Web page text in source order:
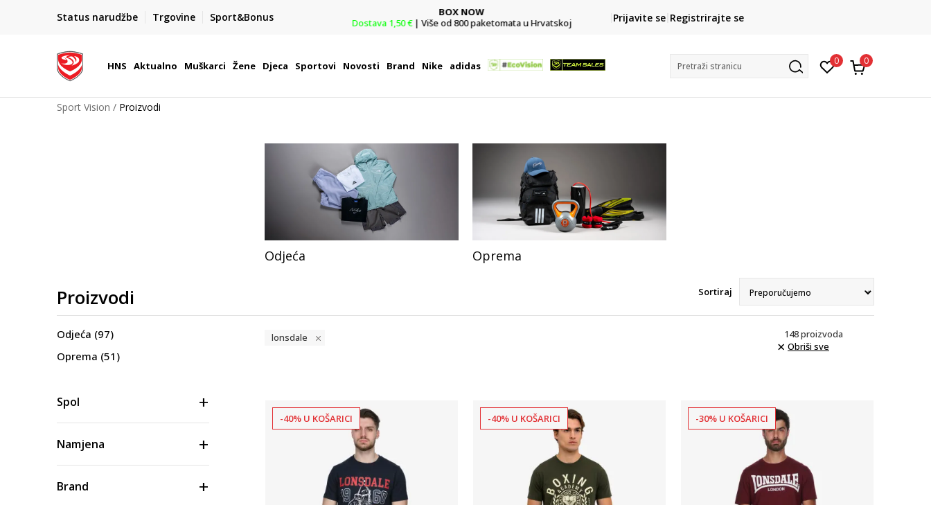
Status narudžbe Trgovine Sport&Bonus
BOX NOW
Dostava 1,50 €
| Više od 800 paketomata u Hrvatskoj
Team Sales
Vaše mjesto za timske sportove.
CLICK& COLLECT
besplatno preuzimanje u trgovini
Prijavite se Registrirajte se
HNS Aktualno Muškarci Žene Djeca Sportovi Novosti Brand Nike adidas Pretraži stranicu 0 0
Sport Vision Proizvodi
Odjeća Oprema
Proizvodi Sortiraj
Odjeća (97)
Oprema (51)
Spol
Namjena
Brand
lonsdale 148proizvoda
Obriši sve
Uporedi
-40% U KOŠARICI
Uporedi
-40% U KOŠARICI
Uporedi
-30% U KOŠARICI